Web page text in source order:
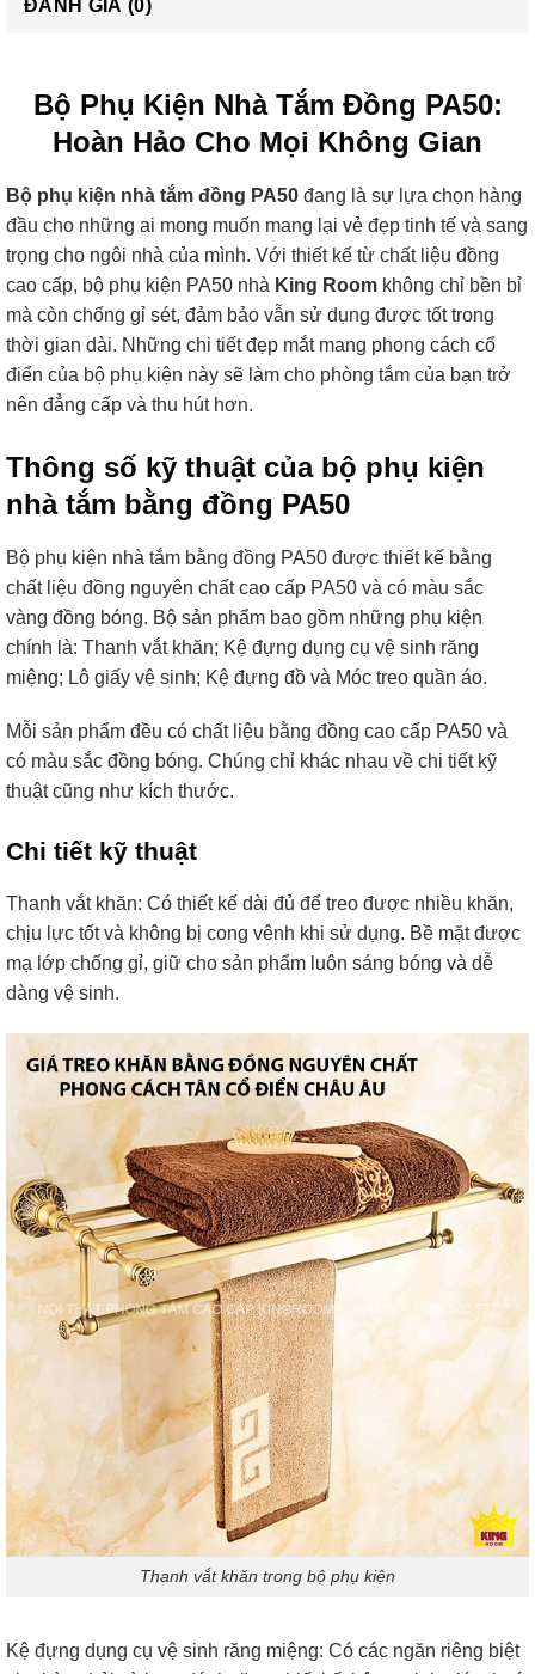
ĐÁNH GIÁ (0)
Bộ Phụ Kiện Nhà Tắm Đồng PA50:
Hoàn Hảo Cho Mọi Không Gian
Bộ phụ kiện nhà tắm đồng PA50 đang là sự lựa chọn hàng
đầu cho những ai mong muốn mang lại vẻ đẹp tinh tế và sang
trọng cho ngôi nhà của mình. Với thiết kế từ chất liệu đồng
cao cấp, bộ phụ kiện PA50 nhà King Room không chỉ bền bỉ
mà còn chống gỉ sét, đảm bảo vẫn sử dụng được tốt trong
thời gian dài. Những chi tiết đẹp mắt mang phong cách cổ
điển của bộ phụ kiện này sẽ làm cho phòng tắm của bạn trở
nên đẳng cấp và thu hút hơn.
Thông số kỹ thuật của bộ phụ kiện
nhà tắm bằng đồng PA50
Bộ phụ kiện nhà tắm bằng đồng PA50 được thiết kế bằng
chất liệu đồng nguyên chất cao cấp PA50 và có màu sắc
vàng đồng bóng. Bộ sản phẩm bao gồm những phụ kiện
chính là: Thanh vắt khăn; Kệ đựng dụng cụ vệ sinh răng
miệng; Lô giấy vệ sinh; Kệ đựng đồ và Móc treo quần áo.
Mỗi sản phẩm đều có chất liệu bằng đồng cao cấp PA50 và
có màu sắc đồng bóng. Chúng chỉ khác nhau về chi tiết kỹ
thuật cũng như kích thước.
Chi tiết kỹ thuật
Thanh vắt khăn: Có thiết kế dài đủ để treo được nhiều khăn,
chịu lực tốt và không bị cong vênh khi sử dụng. Bề mặt được
mạ lớp chống gỉ, giữ cho sản phẩm luôn sáng bóng và dễ
dàng vệ sinh.
Thanh vắt khăn trong bộ phụ kiện
Kệ đựng dụng cụ vệ sinh răng miệng: Có các ngăn riêng biệt